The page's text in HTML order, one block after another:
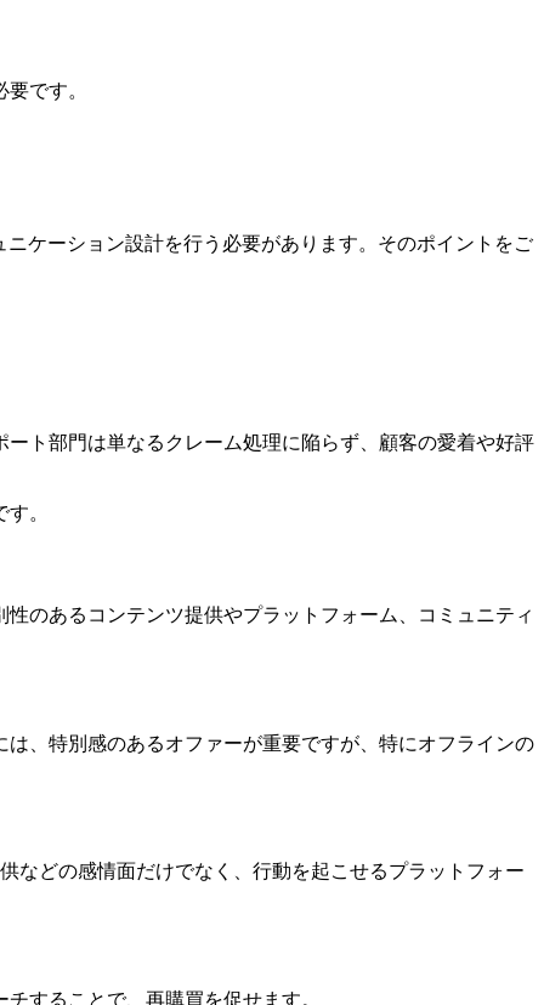
です。
ケーション設計を行う必要があります。そのポイントをご
ト部門は単なるクレーム処理に陥らず、顧客の愛着や好評
。
のあるコンテンツ提供やプラットフォーム、コミュニティ
、特別感のあるオファーが重要ですが、特にオフラインの
などの感情面だけでなく、行動を起こせるプラットフォー
することで、再購買を促せます。